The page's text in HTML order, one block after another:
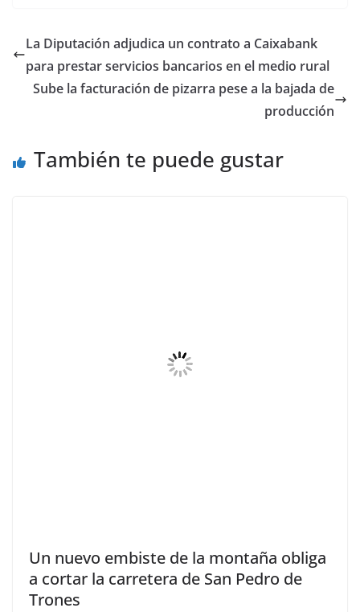
La Diputación adjudica un contrato a Caixabank
para prestar servicios bancarios en el medio rural
Sube la facturación de pizarra pese a la bajada de
producción
También te puede gustar
Un nuevo embiste de la montaña obliga
a cortar la carretera de San Pedro de
Trones